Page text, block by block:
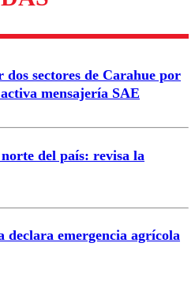
respetuoso.
dos sectores de Carahue por
mensajería SAE
del país: revisa la
emergencia agrícola